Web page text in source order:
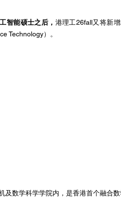
智能硕士之后， 港理工26fall又将新
Technology）。
数学科学学院内，是香港首个融合数